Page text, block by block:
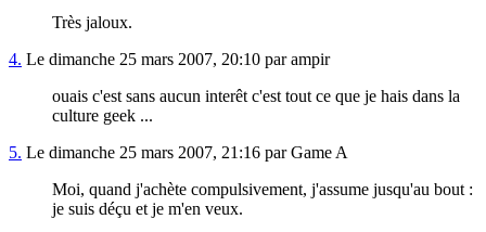
Très jaloux.
4. Le dimanche 25 mars 2007, 20:10 par ampir
ouais c'est sans aucun interêt c'est tout ce que je hais dans la
culture geek ...
5. Le dimanche 25 mars 2007, 21:16 par Game A
Moi, quand j'achète compulsivement, j'assume jusqu'au bout :
je suis déçu et je m'en veux.